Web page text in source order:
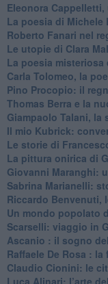
Eleonora
​La poesia di Michele
Roberto Fanari nel
Le utopie di Clara
​La poesia
Carla Tolomeo, la
Pino Procopio: il
Thomas Berra e la
Giampaolo Talani, la
Il mio Kubrick:
Le storie di
​La pittura onirica di
​Giovanni Maranghi:
Sabrina Marianelli:
​Riccardo Benvenuti,
​Un mondo popolato
​Scarselli: viaggio in
​Ascanio : il sogno
Raffaele De Rosa :
​Claudio Cionini: le
Luca Alinari: l’arte